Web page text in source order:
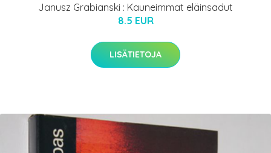
Janusz Grabianski : Kauneimmat eläinsadut
8.5 EUR
LISÄTIETOJA